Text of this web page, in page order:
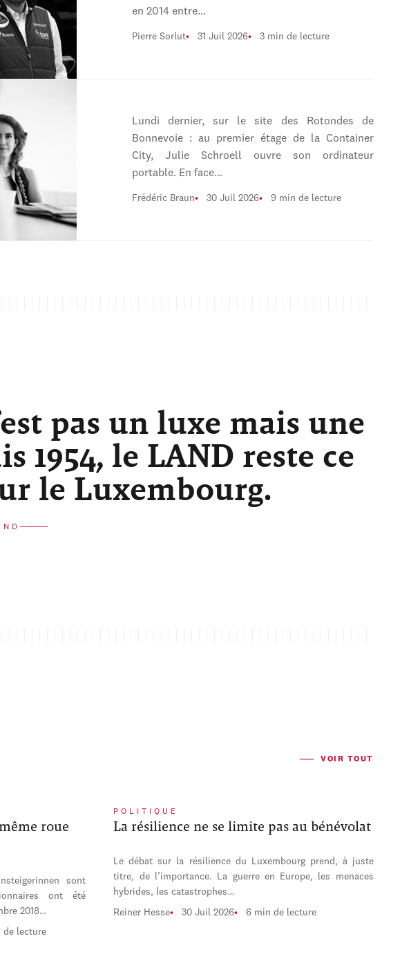
en 2014 entre…
Pierre Sorlut 31 Juil 2026 3 min de lecture
Lundi dernier, sur le site des Rotondes de
Bonnevoie : au premier étage de la Container
City, Julie Schroell ouvre son ordinateur
portable. En face…
Frédéric Braun 30 Juil 2026 9 min de lecture
pas un luxe mais une
1954, le LAND reste ce
le Luxembourg.
VOIR TOUT
roue
sont
ont été
2018…
de lecture
POLITIQUE
La résilience ne se limite pas au bénévolat
Le débat sur la résilience du Luxembourg prend, à juste
titre, de l’importance. La guerre en Europe, les menaces
hybrides, les catastrophes…
Reiner Hesse 30 Juil 2026 6 min de lecture